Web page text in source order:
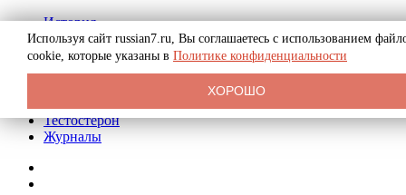
История
Биография
Криминал
Реклама на сайте
Тестостерон
Журналы
Используя сайт russian7.ru, Вы соглашаетесь с использованием
cookie, которые указаны в Политике конфиденциальности
ХОРОШО